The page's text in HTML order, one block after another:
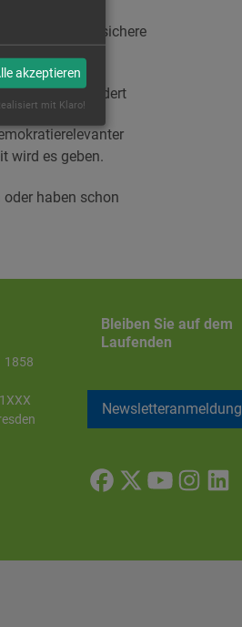
Methoden sichere
fördert
wird es geben.
oder haben schon
1858
Bleiben Sie auf dem
Laufenden
Newsletteranmeldung
akzeptieren
mit Klaro!